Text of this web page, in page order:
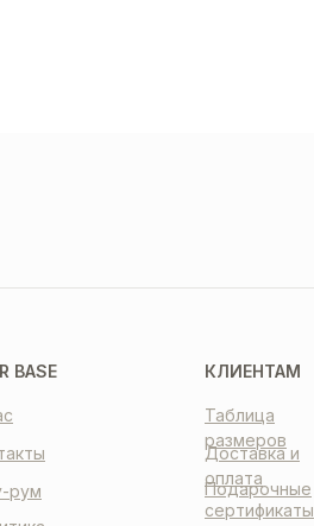
КЛИЕНТАМ
Таблица
размеров
Доставка и
оплата
Подарочные
сертификаты
BASE
рум